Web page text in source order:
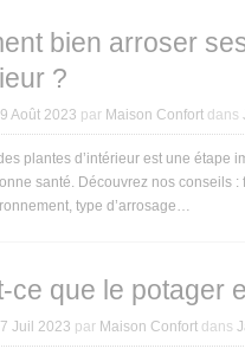
bien arroser
?
Août 2023 par Maison Confort dans
plantes d’intérieur est une étape
santé. Découvrez nos conseils :
type d’arrosage…
ce que le potager
Juil 2023 par Maison Confort dans